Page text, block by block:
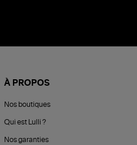
À PROPOS
Nos boutiques
Qui est Lulli ?
Nos garanties